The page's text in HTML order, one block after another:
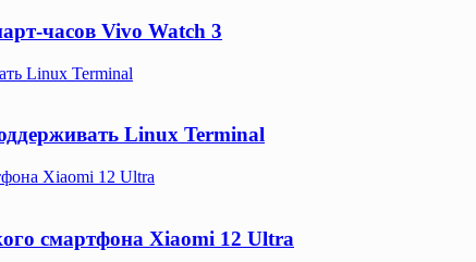
часов Vivo Watch 3
Linux Terminal
Linux Terminal
Xiaomi 12 Ultra
смартфона Xiaomi 12 Ultra